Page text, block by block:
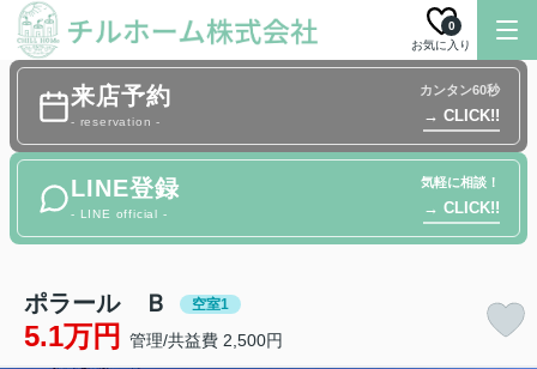
お気に入り
0
来店予約
- reservation -
カンタン60秒
→ CLICK!!
LINE登録
- LINE official -
気軽に相談！
→ CLICK!!
ポラール Ｂ 空室1
5.1万円 管理/共益費 2,500円